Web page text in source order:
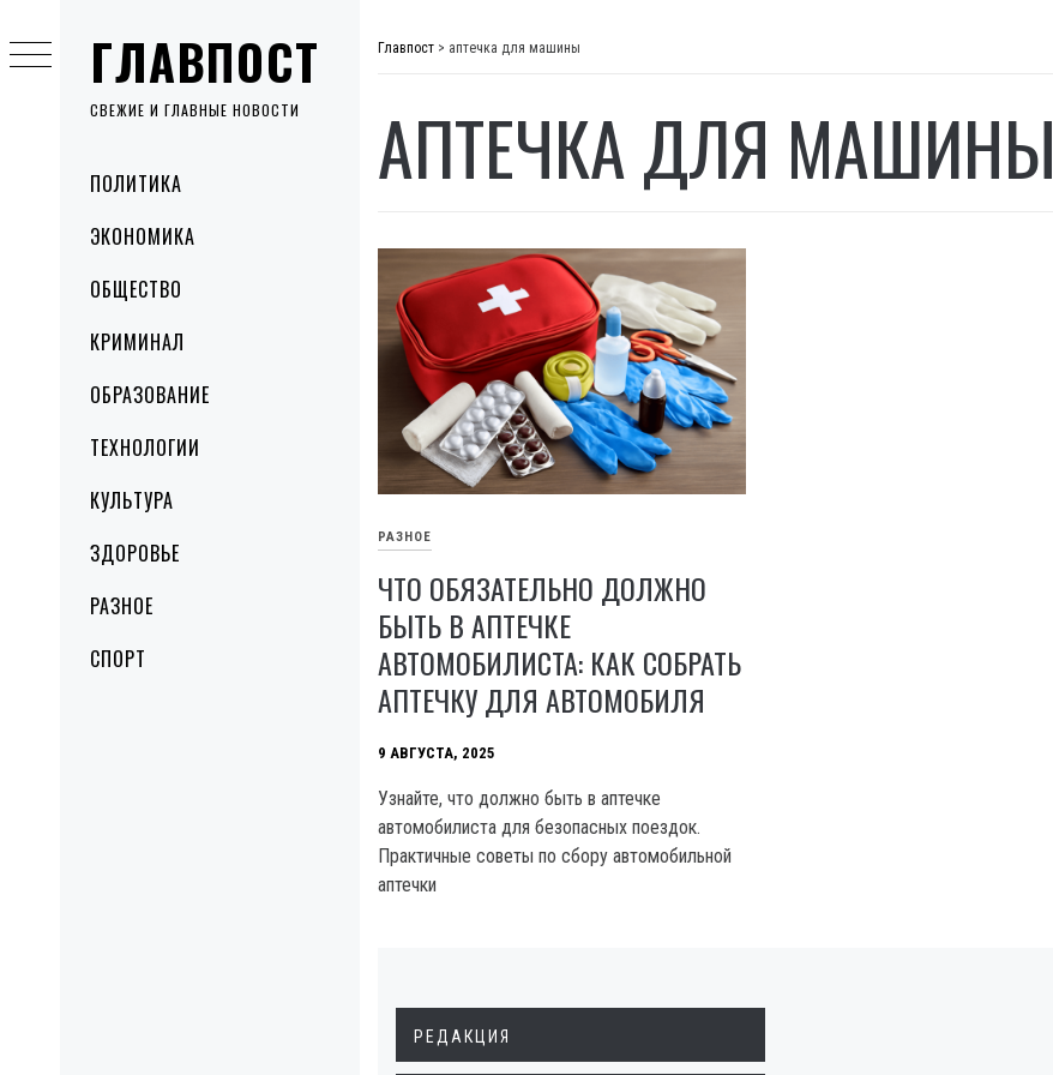
ГЛАВПОСТ
СВЕЖИЕ И ГЛАВНЫЕ НОВОСТИ
MenuПОЛИТИКА
ЭКОНОМИКА
ОБЩЕСТВО
КРИМИНАЛ
ОБРАЗОВАНИЕ
ТЕХНОЛОГИИ
КУЛЬТУРА
ЗДОРОВЬЕ
РАЗНОЕ
СПОРТ
to
content
Главпост > аптечка для машины
АПТЕЧКА ДЛЯ МАШИНЫ
РАЗНОЕ
ЧТО ОБЯЗАТЕЛЬНО ДОЛЖНО
БЫТЬ В АПТЕЧКЕ
АВТОМОБИЛИСТА: КАК СОБРАТЬ
АПТЕЧКУ ДЛЯ АВТОМОБИЛЯ
9 АВГУСТА, 2025
Узнайте, что должно быть в аптечке
автомобилиста для безопасных поездок.
Практичные советы по сбору автомобильной
аптечки
РЕДАКЦИЯ